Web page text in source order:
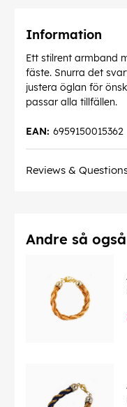
Information
Ett stilrent armband
fäste. Snurra det
justera öglan för
passar alla tillfällen.
6959150015362
EAN:
Reviews &
Andre så